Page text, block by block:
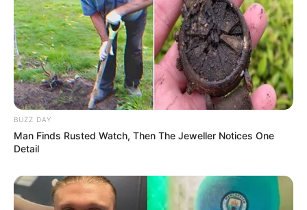
BUZZ DAY
Man Finds Rusted Watch, Then The Jeweller Notices One
Detail